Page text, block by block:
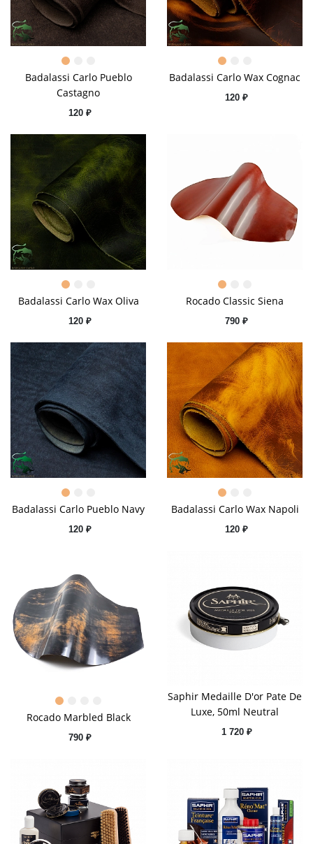
Badalassi Сarlo Pueblo
Castagno
120 ₽
Badalassi Сarlo Wax Cognac
120 ₽
Badalassi Сarlo Wax Oliva
120 ₽
Rocado Classic Siena
790 ₽
Badalassi Сarlo Pueblo Navy
120 ₽
Badalassi Сarlo Wax Napoli
120 ₽
Rocado Marbled Black
790 ₽
Saphir Medaille D'or Pate De
Luxe, 50ml Neutral
1 720 ₽